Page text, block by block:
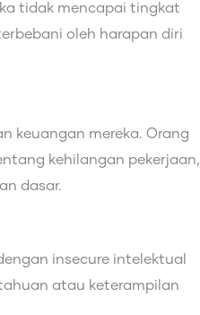
tidak mencapai tingkat
oleh harapan diri
keuangan mereka. Orang
kehilangan pekerjaan,
dasar.
insecure intelektual
atau keterampilan